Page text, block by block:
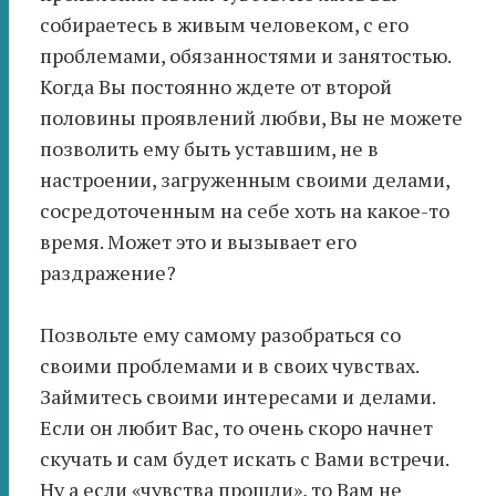
собираетесь в живым человеком, с его
проблемами, обязанностями и занятостью.
Когда Вы постоянно ждете от второй
половины проявлений любви, Вы не можете
позволить ему быть уставшим, не в
настроении, загруженным своими делами,
сосредоточенным на себе хоть на какое-то
время. Может это и вызывает его
раздражение?
Позвольте ему самому разобраться со
своими проблемами и в своих чувствах.
Займитесь своими интересами и делами.
Если он любит Вас, то очень скоро начнет
скучать и сам будет искать с Вами встречи.
Ну а если «чувства прошли», то Вам не